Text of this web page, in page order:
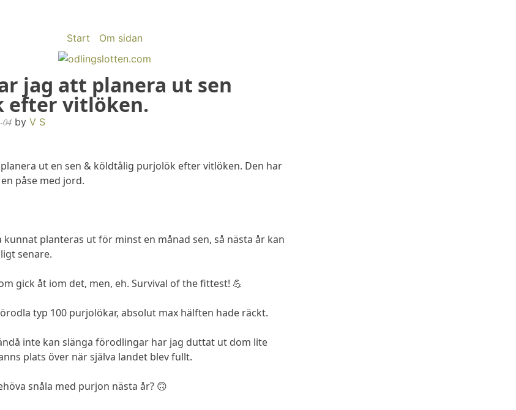
Start Om sidan
jag att planera ut sen
efter vitlöken.
04 by V S
ut en sen & köldtålig purjolök efter vitlöken. Den har
påse med jord.
kunnat planteras ut för minst en månad sen, så nästa år kan
senare.
gick åt iom det, men, eh. Survival of the fittest! 💪
typ 100 purjolökar, absolut max hälften hade räckt.
inte kan slänga förodlingar har jag duttat ut dom lite
plats över när själva landet blev fullt.
snåla med purjon nästa år? 🙃